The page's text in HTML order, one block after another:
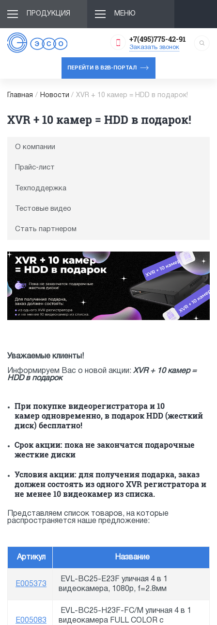
ПРОДУКЦИЯ МЕНЮ
+7(495)775-42-91
Заказать звонок
ПЕРЕЙТИ В B2B-ПОРТАЛ
Главная / Новости / XVR + 10 камер = HDD в подарок!
XVR + 10 камер = HDD в подарок!
О компании
Прайс-лист
Техподдержка
Тестовые видео
Стать партнером
Уважаемые клиенты!
Информируем Вас о новой акции: XVR + 10 камер =
HDD в подарок
При покупке видеорегистратора и 10
камер одновременно, в подарок HDD (жесткий
диск) бесплатно!
Срок акции: пока не закончатся подарочные
жесткие диски
Условия акции: для получения подарка, заказ
должен состоять из одного XVR регистратора и
не менее 10 видеокамер из списка.
Представляем список товаров, на которые
распространяется наше предложение:
Артикул Название
E005373
EVL-BC25-E23F уличная 4 в 1
видеокамера, 1080p, f=2.8мм
E005083
EVL-BC25-H23F-FC/M уличная 4 в 1
видеокамера FULL COLOR с